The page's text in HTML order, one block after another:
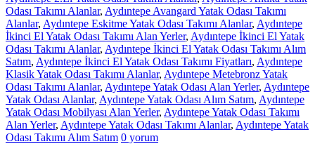
Odası Takımı Alanlar, Aydıntepe Avangard Yatak Odası Takımı
Alanlar, Aydıntepe Eskitme Yatak Odası Takımı Alanlar, Aydıntepe
İkinci El Yatak Odası Takımı Alan Yerler, Aydıntepe İkinci El Yatak
Odası Takımı Alanlar, Aydıntepe İkinci El Yatak Odası Takımı Alım
Satım, Aydıntepe İkinci El Yatak Odası Takımı Fiyatları, Aydıntepe
Klasik Yatak Odası Takımı Alanlar, Aydıntepe Metebronz Yatak
Odası Takımı Alanlar, Aydıntepe Yatak Odası Alan Yerler, Aydıntepe
Yatak Odası Alanlar, Aydıntepe Yatak Odası Alım Satım, Aydıntepe
Yatak Odası Mobilyası Alan Yerler, Aydıntepe Yatak Odası Takımı
Alan Yerler, Aydıntepe Yatak Odası Takımı Alanlar, Aydıntepe Yatak
Odası Takımı Alım Satım 0 yorum